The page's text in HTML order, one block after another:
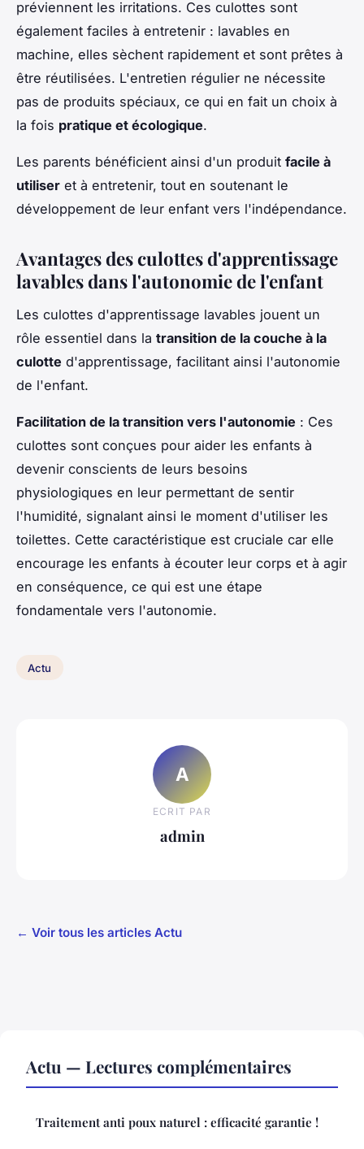
préviennent les irritations. Ces culottes sont
également faciles à entretenir : lavables en
machine, elles sèchent rapidement et sont prêtes à
être réutilisées. L'entretien régulier ne nécessite
pas de produits spéciaux, ce qui en fait un choix à
la fois pratique et écologique.
Les parents bénéficient ainsi d'un produit facile à
utiliser et à entretenir, tout en soutenant le
développement de leur enfant vers l'indépendance.
Avantages des culottes d'apprentissage
lavables dans l'autonomie de l'enfant
Les culottes d'apprentissage lavables jouent un
rôle essentiel dans la transition de la couche à la
culotte d'apprentissage, facilitant ainsi l'autonomie
de l'enfant.
Facilitation de la transition vers l'autonomie : Ces
culottes sont conçues pour aider les enfants à
devenir conscients de leurs besoins
physiologiques en leur permettant de sentir
l'humidité, signalant ainsi le moment d'utiliser les
toilettes. Cette caractéristique est cruciale car elle
encourage les enfants à écouter leur corps et à agir
en conséquence, ce qui est une étape
fondamentale vers l'autonomie.
Actu
A
ECRIT PAR
admin
← Voir tous les articles Actu
Actu — Lectures complémentaires
Traitement anti poux naturel : efficacité garantie !